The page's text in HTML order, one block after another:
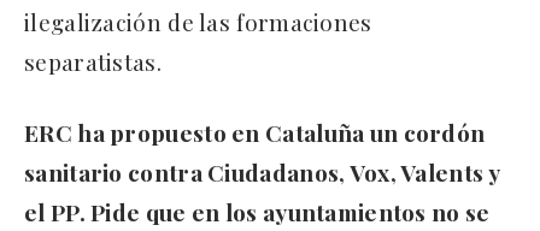
ilegalización de las formaciones
separatistas.
ERC ha propuesto en Cataluña un cordón
sanitario contra Ciudadanos, Vox, Valents y
el PP. Pide que en los ayuntamientos no se